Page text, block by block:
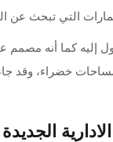
التي تبحث عن
كما أنه مصمم
خضراء، وقد
الجديدة